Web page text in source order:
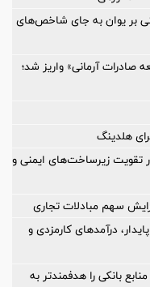
بر یوان به جای شاخص‌های
توسعه صادرات آرمانی» واریز شد؛
تقویت زیرساخت‌های ایمنی و
سهم مبادلات تجاری
درآمدهای کارمزدی و
بانکی را هدفمندتر به